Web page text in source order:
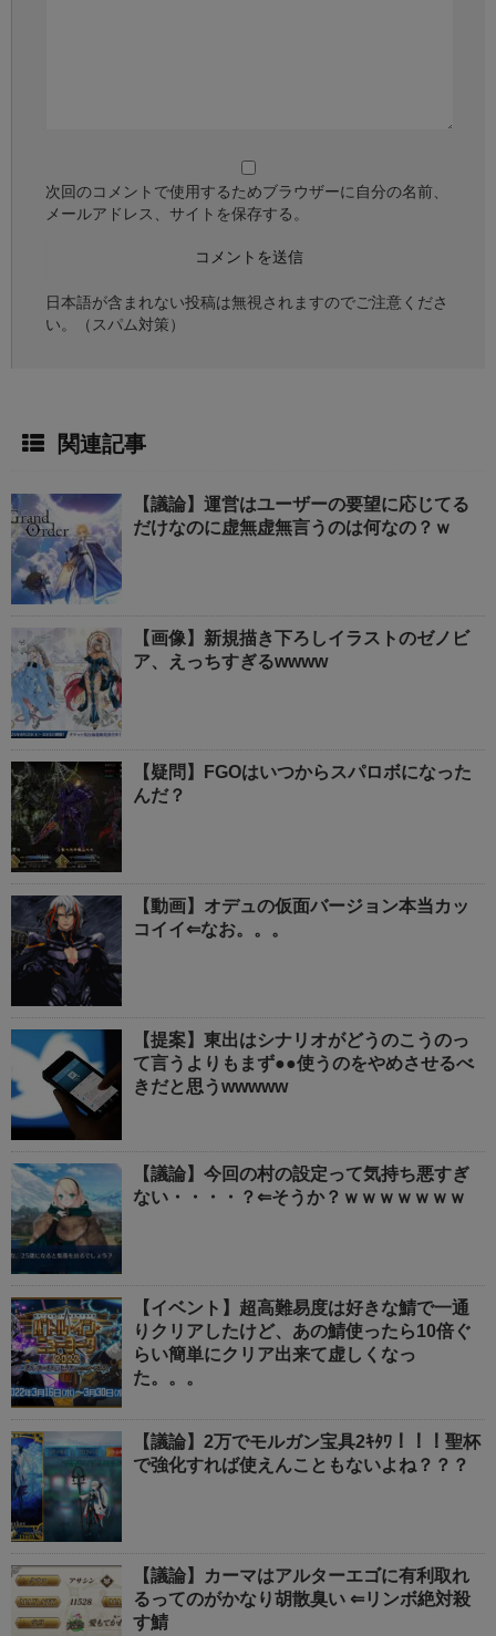
次回のコメントで使用するためブラウザーに自分の名前、
メールアドレス、サイトを保存する。
日本語が含まれない投稿は無視されますのでご注意くださ
い。（スパム対策）
関連記事
【議論】運営はユーザーの要望に応じてる
だけなのに虚無虚無言うのは何なの？ｗ
【画像】新規描き下ろしイラストのゼノビ
ア、えっちすぎるwwww
【疑問】FGOはいつからスパロボになった
んだ？
【動画】オデュの仮面バージョン本当カッ
コイイ⇐なお。。。
【提案】東出はシナリオがどうのこうのっ
て言うよりもまず●●使うのをやめさせるべ
きだと思うwwwww
【議論】今回の村の設定って気持ち悪すぎ
ない・・・・？⇐そうか？ｗｗｗｗｗｗｗ
【イベント】超高難易度は好きな鯖で一通
りクリアしたけど、あの鯖使ったら10倍ぐ
らい簡単にクリア出来て虚しくなっ
た。。。
【議論】2万でモルガン宝具2ｷﾀﾜ！！！聖杯
で強化すれば使えんこともないよね？？？
【議論】カーマはアルターエゴに有利取れ
るってのがかなり胡散臭い ⇐リンボ絶対殺
す鯖